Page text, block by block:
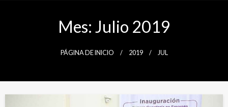
Mes: Julio 2019
PÁGINA DE INICIO 2019 JUL